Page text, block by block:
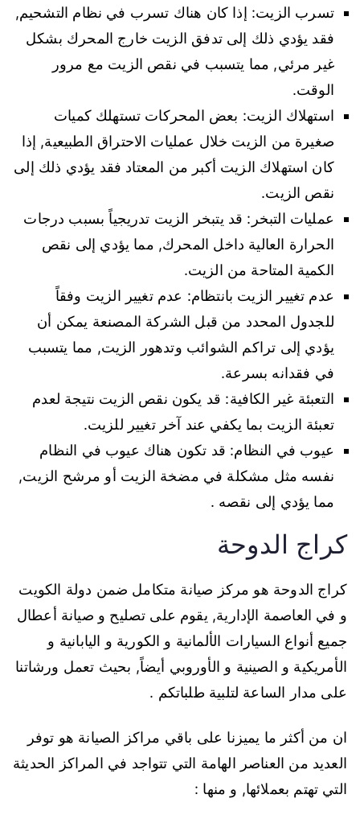
تسرب الزيت: إذا كان هناك تسرب في نظام التشحيم,
فقد يؤدي ذلك إلى تدفق الزيت خارج المحرك بشكل
غير مرئي, مما يتسبب في نقص الزيت مع مرور
الوقت.
استهلاك الزيت: بعض المحركات تستهلك كميات
صغيرة من الزيت خلال عمليات الاحتراق الطبيعية, إذا
كان استهلاك الزيت أكبر من المعتاد فقد يؤدي ذلك إلى
نقص الزيت.
عمليات التبخر: قد يتبخر الزيت تدريجياً بسبب درجات
الحرارة العالية داخل المحرك, مما يؤدي إلى نقص
الكمية المتاحة من الزيت.
عدم تغيير الزيت بانتظام: عدم تغيير الزيت وفقاً
للجدول المحدد من قبل الشركة المصنعة يمكن أن
يؤدي إلى تراكم الشوائب وتدهور الزيت, مما يتسبب
في فقدانه بسرعة.
التعبئة غير الكافية: قد يكون نقص الزيت نتيجة لعدم
تعبئة الزيت بما يكفي عند آخر تغيير للزيت.
عيوب في النظام: قد تكون هناك عيوب في النظام
نفسه مثل مشكلة في مضخة الزيت أو مرشح الزيت,
مما يؤدي إلى نقصه .
كراج الدوحة
كراج الدوحة هو مركز صيانة متكامل ضمن دولة الكويت
و في العاصمة الإدارية, يقوم على تصليح و صيانة أعطال
جميع أنواع السيارات الألمانية و الكورية و اليابانية و
الأمريكية و الصينية و الأوروبي أيضاً, بحيث تعمل ورشاتنا
على مدار الساعة لتلبية طلباتكم .
ان من أكثر ما يميزنا على باقي مراكز الصيانة هو توفر
العديد من العناصر الهامة التي تتواجد في المراكز الحديثة
التي تهتم بعملائها, و منها :